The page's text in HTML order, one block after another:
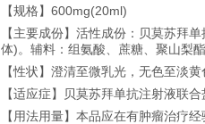
【规格】600mg(20ml)
【主要成份】活性成份：贝莫苏拜
体)。辅料：组氨酸、蔗糖、聚山梨
【性状】澄清至微乳光，无色至淡黄
【适应症】贝莫苏拜单抗注射液联
【用法用量】本品应在有肿瘤治疗